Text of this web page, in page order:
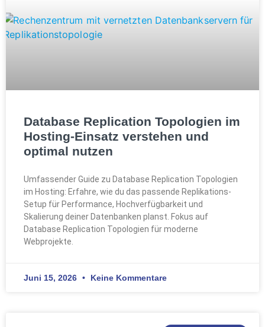
Database Replication Topologien im
Hosting-Einsatz verstehen und
optimal nutzen
Umfassender Guide zu Database Replication Topologien
im Hosting: Erfahre, wie du das passende Replikations-
Setup für Performance, Hochverfügbarkeit und
Skalierung deiner Datenbanken planst. Fokus auf
Database Replication Topologien für moderne
Webprojekte.
Juni 15, 2026 Keine Kommentare